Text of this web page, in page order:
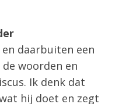
en daarbuiten een
woorden en
Ik denk dat
hij doet en zegt